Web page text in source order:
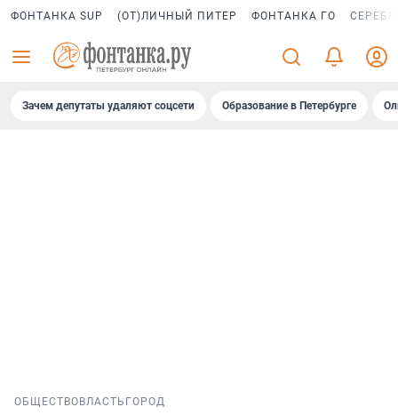
ФОНТАНКА SUP (ОТ)ЛИЧНЫЙ ПИТЕР ФОНТАНКА ГО
Зачем депутаты удаляют соцсети Образование в Петербурге
ОБЩЕСТВО ВЛАСТЬ ГОРОД